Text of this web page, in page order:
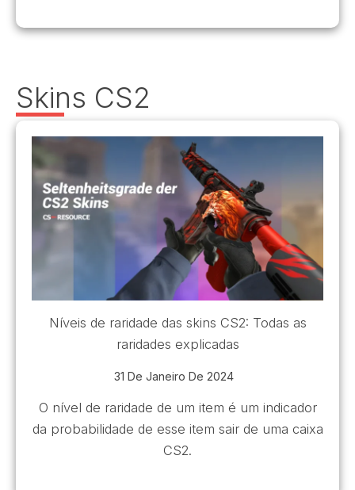
Skins CS2
Níveis de raridade das skins CS2: Todas as
raridades explicadas
31 De Janeiro De 2024
O nível de raridade de um item é um indicador
da probabilidade de esse item sair de uma caixa
CS2.